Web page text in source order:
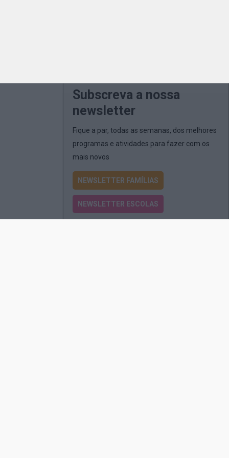
Subscreva a nossa
newsletter
Fique a par, todas as semanas, dos melhores
programas e atividades para fazer com os
mais novos
NEWSLETTER FAMÍLIAS
NEWSLETTER ESCOLAS